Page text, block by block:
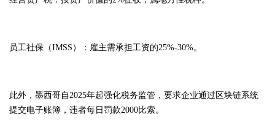
员工社保（IMSS）：雇主需承担工资的25%-30%。
此外，墨西哥自2025年起强化税务监管，要求企业通过区块链系统
提交电子账簿，违者每日罚款2000比索。